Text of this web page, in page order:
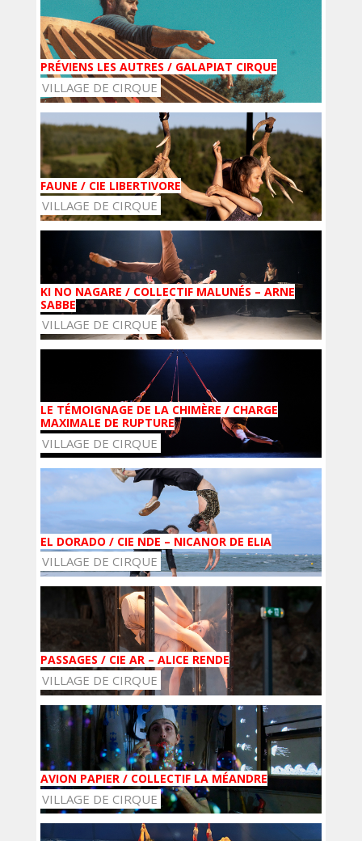
PRÉVIENS LES AUTRES / GALAPIAT CIRQUE
VILLAGE DE CIRQUE
FAUNE / CIE LIBERTIVORE
VILLAGE DE CIRQUE
KI NO NAGARE / COLLECTIF MALUNÉS – ARNE
SABBE
VILLAGE DE CIRQUE
LE TÉMOIGNAGE DE LA CHIMÈRE / CHARGE
MAXIMALE DE RUPTURE
VILLAGE DE CIRQUE
EL DORADO / CIE NDE – NICANOR DE ELIA
VILLAGE DE CIRQUE
PASSAGES / CIE AR – ALICE RENDE
VILLAGE DE CIRQUE
AVION PAPIER / COLLECTIF LA MÉANDRE
VILLAGE DE CIRQUE